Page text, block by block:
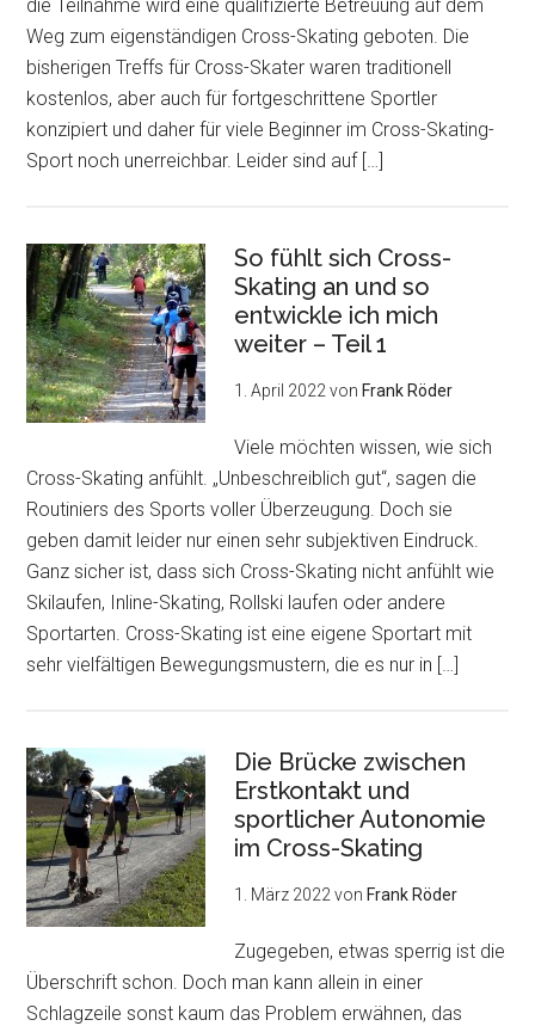
die Teilnahme wird eine qualifizierte Betreuung auf dem
Weg zum eigenständigen Cross-Skating geboten. Die
bisherigen Treffs für Cross-Skater waren traditionell
kostenlos, aber auch für fortgeschrittene Sportler
konzipiert und daher für viele Beginner im Cross-Skating-
Sport noch unerreichbar. Leider sind auf […]
So fühlt sich Cross-
Skating an und so
entwickle ich mich
weiter – Teil 1
1. April 2022 von Frank Röder
Viele möchten wissen, wie sich
Cross-Skating anfühlt. „Unbeschreiblich gut“, sagen die
Routiniers des Sports voller Überzeugung. Doch sie
geben damit leider nur einen sehr subjektiven Eindruck.
Ganz sicher ist, dass sich Cross-Skating nicht anfühlt wie
Skilaufen, Inline-Skating, Rollski laufen oder andere
Sportarten. Cross-Skating ist eine eigene Sportart mit
sehr vielfältigen Bewegungsmustern, die es nur in […]
Die Brücke zwischen
Erstkontakt und
sportlicher Autonomie
im Cross-Skating
1. März 2022 von Frank Röder
Zugegeben, etwas sperrig ist die
Überschrift schon. Doch man kann allein in einer
Schlagzeile sonst kaum das Problem erwähnen, das